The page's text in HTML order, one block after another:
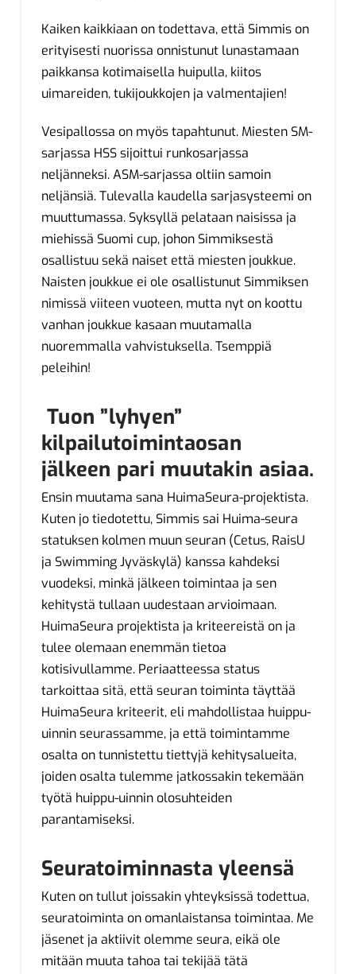
Kaiken kaikkiaan on todettava, että Simmis on
erityisesti nuorissa onnistunut lunastamaan
paikkansa kotimaisella huipulla, kiitos
uimareiden, tukijoukkojen ja valmentajien!
Vesipallossa on myös tapahtunut. Miesten SM-
sarjassa HSS sijoittui runkosarjassa
neljänneksi. ASM-sarjassa oltiin samoin
neljänsiä. Tulevalla kaudella sarjasysteemi on
muuttumassa. Syksyllä pelataan naisissa ja
miehissä Suomi cup, johon Simmiksestä
osallistuu sekä naiset että miesten joukkue.
Naisten joukkue ei ole osallistunut Simmiksen
nimissä viiteen vuoteen, mutta nyt on koottu
vanhan joukkue kasaan muutamalla
nuoremmalla vahvistuksella. Tsemppiä
peleihin!
Tuon ”lyhyen”
kilpailutoimintaosan
jälkeen pari muutakin asiaa.
Ensin muutama sana HuimaSeura-projektista.
Kuten jo tiedotettu, Simmis sai Huima-seura
statuksen kolmen muun seuran (Cetus, RaisU
ja Swimming Jyväskylä) kanssa kahdeksi
vuodeksi, minkä jälkeen toimintaa ja sen
kehitystä tullaan uudestaan arvioimaan.
HuimaSeura projektista ja kriteereistä on ja
tulee olemaan enemmän tietoa
kotisivullamme. Periaatteessa status
tarkoittaa sitä, että seuran toiminta täyttää
HuimaSeura kriteerit, eli mahdollistaa huippu-
uinnin seurassamme, ja että toimintamme
osalta on tunnistettu tiettyjä kehitysalueita,
joiden osalta tulemme jatkossakin tekemään
työtä huippu-uinnin olosuhteiden
parantamiseksi.
Seuratoiminnasta yleensä
Kuten on tullut joissakin yhteyksissä todettua,
seuratoiminta on omanlaistansa toimintaa. Me
jäsenet ja aktiivit olemme seura, eikä ole
mitään muuta tahoa tai tekijää tätä